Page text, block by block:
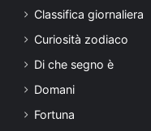
Classifica giornaliera
Curiosità zodiaco
Di che segno è
Domani
Fortuna